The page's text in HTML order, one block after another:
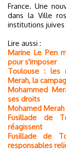
France. Une
dans la Ville
institutions juives
Lire aussi :
Marine Le Pen
pour s'imposer
Toulouse : les
Merah, la
Mohammed
ses droits
Mohamed
Fusillade de
réagissent
Fusillade de
responsables